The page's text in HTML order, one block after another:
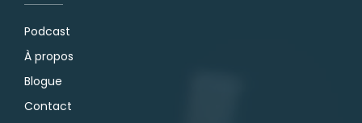
Podcast
À propos
Blogue
Contact